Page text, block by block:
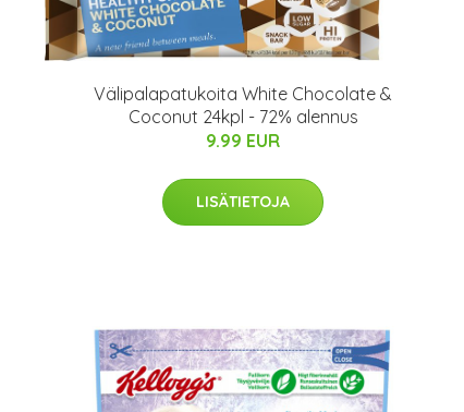
Välipalapatukoita White Chocolate &
Coconut 24kpl - 72% alennus
9.99 EUR
LISÄTIETOJA